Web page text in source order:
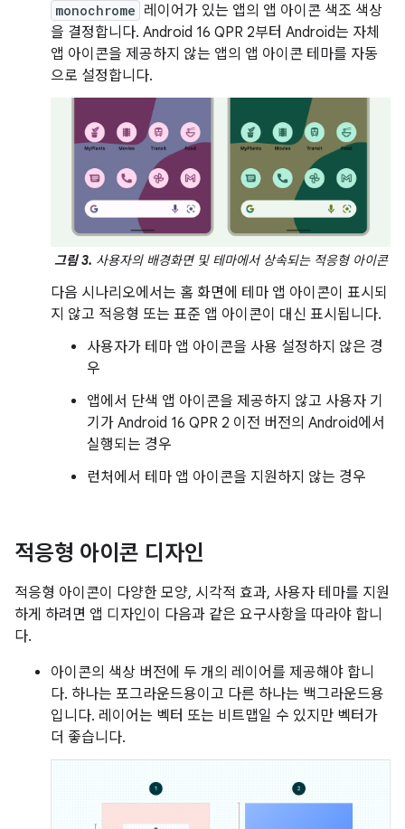
monochrome 레이어가 있는 앱의 앱 아이콘 색조 색상
을 결정합니다. Android 16 QPR 2부터 Android는 자체
앱 아이콘을 제공하지 않는 앱의 앱 아이콘 테마를 자동
으로 설정합니다.
그림 3. 사용자의 배경화면 및 테마에서 상속되는 적응형 아이콘
다음 시나리오에서는 홈 화면에 테마 앱 아이콘이 표시되
지 않고 적응형 또는 표준 앱 아이콘이 대신 표시됩니다.
사용자가 테마 앱 아이콘을 사용 설정하지 않은 경
우
앱에서 단색 앱 아이콘을 제공하지 않고 사용자 기
기가 Android 16 QPR 2 이전 버전의 Android에서
실행되는 경우
런처에서 테마 앱 아이콘을 지원하지 않는 경우
적응형 아이콘 디자인
적응형 아이콘이 다양한 모양, 시각적 효과, 사용자 테마를 지원
하게 하려면 앱 디자인이 다음과 같은 요구사항을 따라야 합니
다.
아이콘의 색상 버전에 두 개의 레이어를 제공해야 합니
다. 하나는 포그라운드용이고 다른 하나는 백그라운드용
입니다. 레이어는 벡터 또는 비트맵일 수 있지만 벡터가
더 좋습니다.